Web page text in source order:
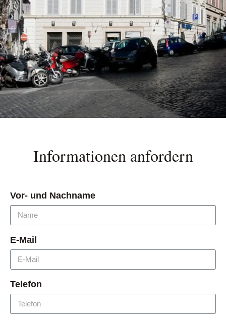
Informationen anfordern
Vor- und Nachname
E-Mail
Telefon